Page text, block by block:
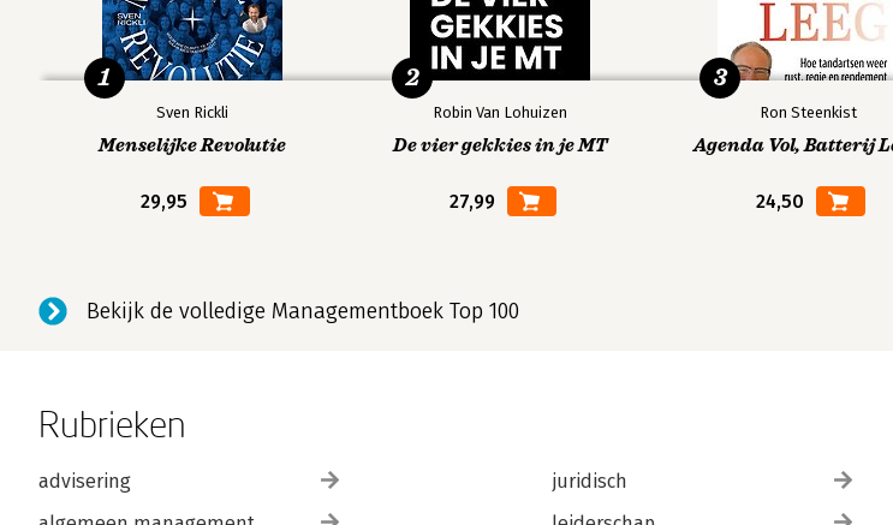
Sven Rickli
Menselijke Revolutie
29,95
1
Robin Van Lohuizen
De vier gekkies in je MT
27,99
2
Ron Steenkist
Agenda Vol, Batterij
24,50
3
Bekijk de volledige Managementboek Top 100
Rubrieken
advisering
juridisch